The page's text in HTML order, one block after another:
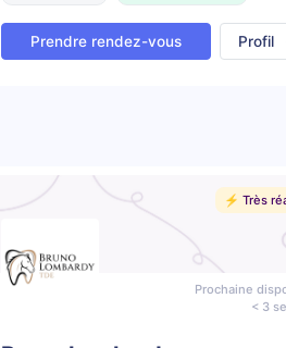
Prendre rendez-vous Profil
⚡️ Très
Prochaine
< 3